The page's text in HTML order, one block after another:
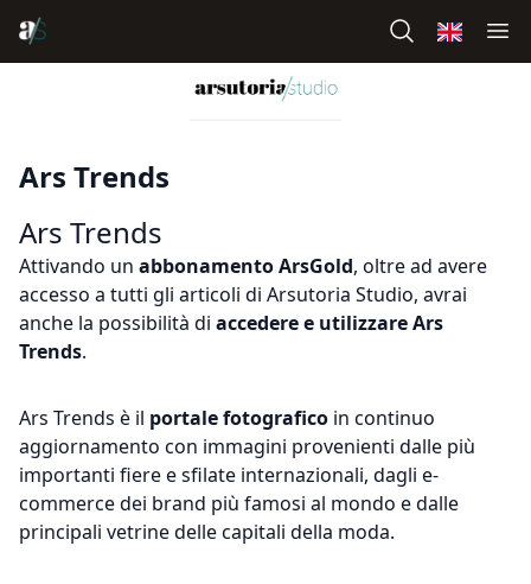
Ars Trends
Ars Trends
Attivando un abbonamento ArsGold, oltre ad avere
accesso a tutti gli articoli di Arsutoria Studio, avrai
anche la possibilità di accedere e utilizzare Ars
Trends.
Ars Trends è il portale fotografico in continuo
aggiornamento con immagini provenienti dalle più
importanti fiere e sfilate internazionali, dagli e-
commerce dei brand più famosi al mondo e dalle
principali vetrine delle capitali della moda.